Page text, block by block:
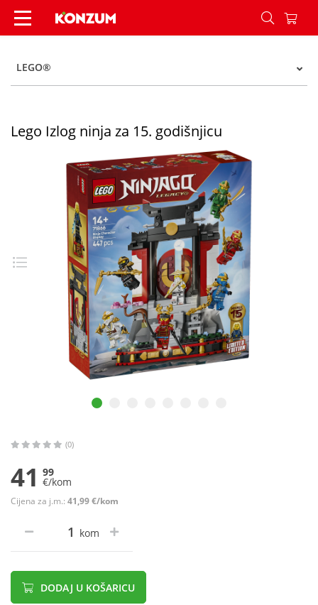
Lego Izlog ninja za 15. godišnjicu - Konzum
LEGO®
Lego Izlog ninja za 15. godišnjicu
(0)
41 99
€/kom
Cijena za j.m.: 41,99 €/kom
kom
DODAJ U KOŠARICU